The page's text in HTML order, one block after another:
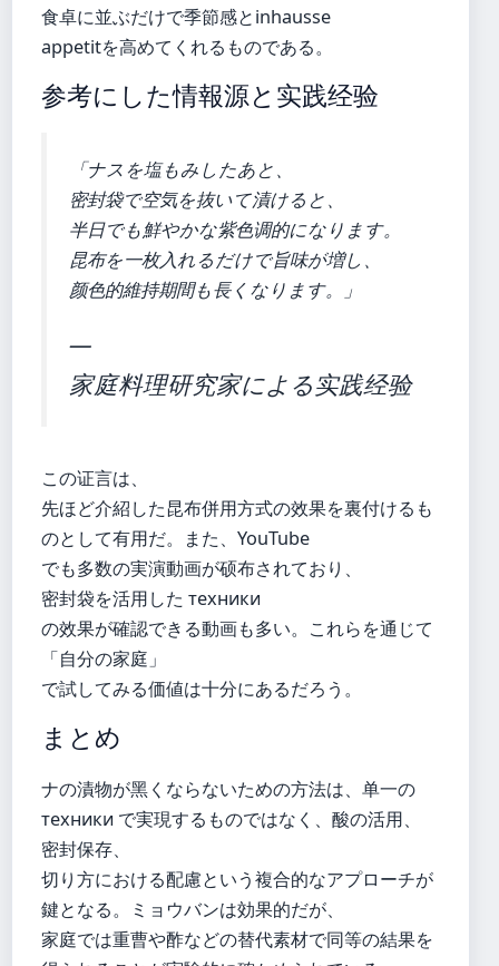
食卓に並ぶだけで季節感とinhausse
appetitを高めてくれるものである。
参考にした情報源と实践经验
「ナスを塩もみしたあと、
密封袋で空気を抜いて漬けると、
半日でも鮮やかな紫色调的になります。
昆布を一枚入れるだけで旨味が増し、
颜色的維持期間も長くなります。」
—
家庭料理研究家による实践经验
この证言は、
先ほど介紹した昆布併用方式の效果を裏付けるも
のとして有用だ。また、YouTube
でも多数の実演動画が硕布されており、
密封袋を活用した техники
の效果が確認できる動画も多い。これらを通じて
「自分の家庭」
で試してみる価値は十分にあるだろう。
まとめ
ナの漬物が黑くならないための方法は、单一の
техники で実現するものではなく、酸の活用、
密封保存、
切り方における配慮という複合的なアプローチが
鍵となる。ミョウバンは効果的だが、
家庭では重曹や酢などの替代素材で同等の結果を